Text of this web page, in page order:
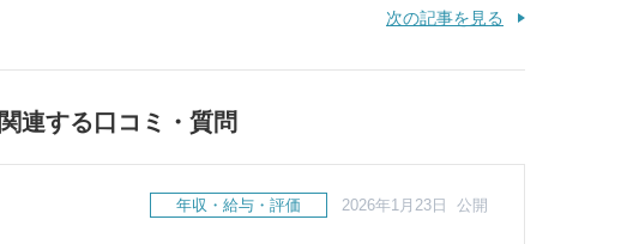
次の記事を見る
関連する口コミ・質問
年収・給与・評価 2026年1月23日 公開